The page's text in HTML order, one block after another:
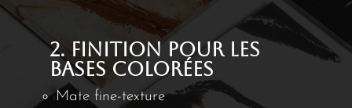
2. FINITION POUR LES
BASES COLORÉES
Mate fine-texture